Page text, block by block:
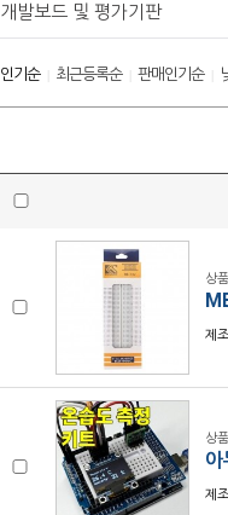
개발보드 및 평가기판
인기순| 최근등록순| 판매인기순|
상
제
상
제